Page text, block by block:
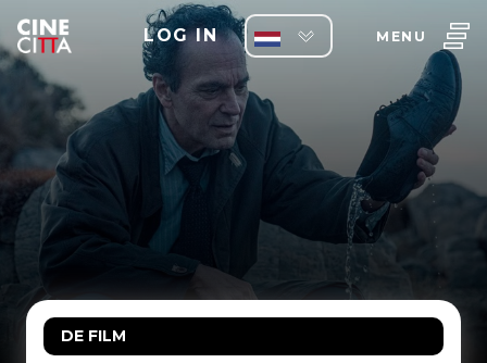
LOG IN MENU
DE FILM